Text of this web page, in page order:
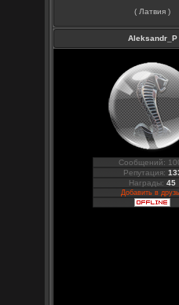
( Латвия )
Aleksandr_P
Сообщений:
Репутация:
Награды:45
Добавить в